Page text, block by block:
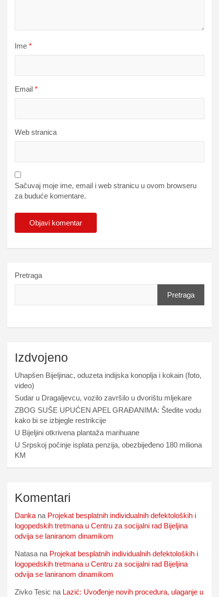
Ime *
Email *
Web stranica
Sačuvaj moje ime, email i web stranicu u ovom browseru
za buduće komentare.
Pretraga
Pretraga
Izdvojeno
Uhapšen Bijeljinac, oduzeta indijska konoplja i kokain (foto,
video)
Sudar u Dragaljevcu, vozilo završilo u dvorištu mljekare
ZBOG SUŠE UPUĆEN APEL GRAĐANIMA: Štedite vodu
kako bi se izbjegle restrikcije
U Bijeljini otkrivena plantaža marihuane
U Srpskoj počinje isplata penzija, obezbijeđeno 180 miliona
KM
Komentari
Dankana Projekat besplatnih individualnih defektoloških i
logopedskih tretmana u Centru za socijalni rad Bijeljina
odvija se laniranom dinamikom
Natasana Projekat besplatnih individualnih defektoloških i
logopedskih tretmana u Centru za socijalni rad Bijeljina
odvija se laniranom dinamikom
Zivko Tesic na Lazić: Uvođenje novih procedura, ulaganje u